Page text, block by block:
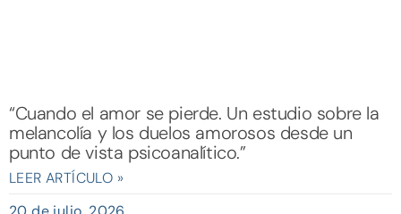
“Cuando el amor se pierde. Un estudio sobre la
melancolía y los duelos amorosos desde un
punto de vista psicoanalítico.”
LEER ARTÍCULO »